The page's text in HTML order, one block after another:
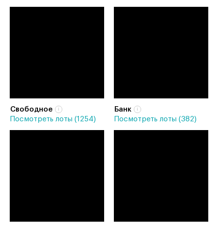
Свободное
Посмотреть лоты (1254)
Банк
Посмотреть лоты (382)